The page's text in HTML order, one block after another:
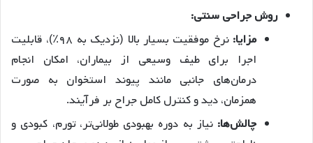
روش جراحی سنتی:
مزایا:
نرخ موفقیت بسیار بالا (نزدیک به ۹۸٪)، قابلیت
اجرا برای طیف وسیعی از بیماران، امکان انجام
درمان‌های جانبی مانند پیوند استخوان به صورت
همزمان، دید و کنترل کامل جراح بر فرآیند.
چالش‌ها: نیاز به دوره بهبودی طولانی‌تر، تورم، کبودی و